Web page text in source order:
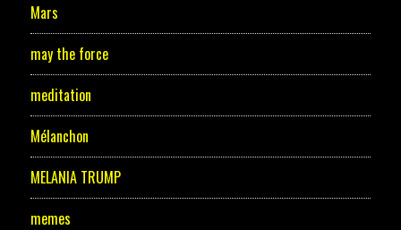
Mars
may the force
meditation
Mélanchon
MELANIA TRUMP
memes